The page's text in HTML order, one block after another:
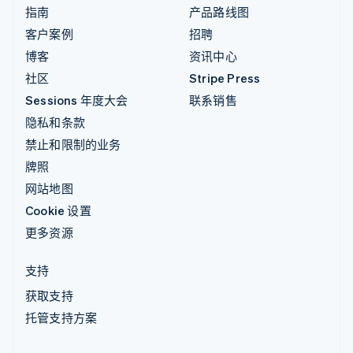
指南
客户案例
博客
社区
Sessions 年度大会
隐私和条款
禁止和限制的业务
牌照
网站地图
Cookie 设置
更多资源
产品路线图
招聘
资讯中心
Stripe Press
联系销售
支持
获取支持
托管支持方案